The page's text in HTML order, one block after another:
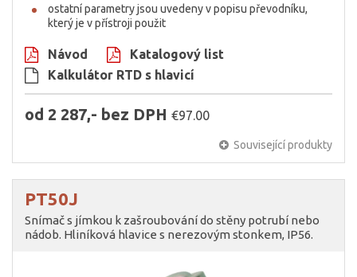
ostatní parametry jsou uvedeny v popisu převodníku,
který je v přístroji použit
Návod
Katalogový list
Kalkulátor RTD s hlavicí
od 2 287,- bez DPH €97.00
Související produkty
PT50J
Snímač s jímkou k zašroubování do stěny potrubí nebo
nádob. Hliníková hlavice s nerezovým stonkem, IP56.